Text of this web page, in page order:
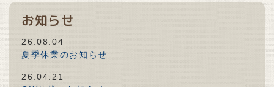
お知らせ
26.08.04
夏季休業のお知らせ
26.04.21